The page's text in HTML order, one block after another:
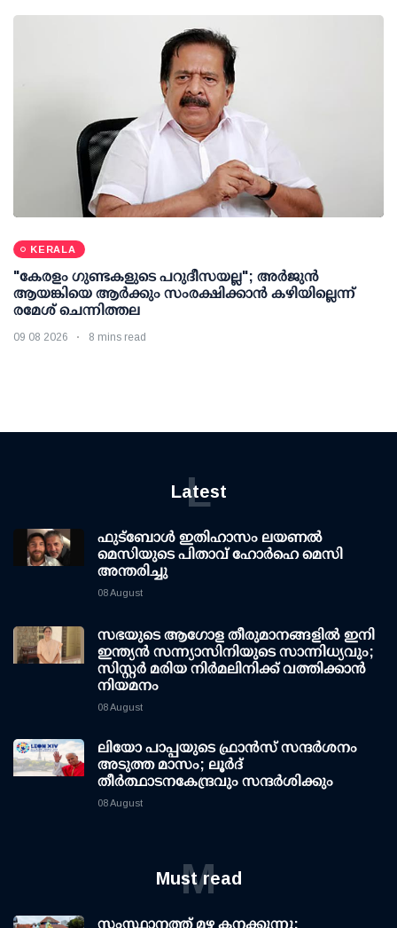
KERALA
"കേരളം ഗുണ്ടകളുടെ പറുദീസയല്ല"; അർജുൻ
ആയങ്കിയെ ആർക്കും സംരക്ഷിക്കാൻ കഴിയില്ലെന്ന്
രമേശ് ചെന്നിത്തല
09 08 2026 8 mins read
Latest
L
ഫുട്ബോൾ ഇതിഹാസം ലയണൽ
മെസിയുടെ പിതാവ് ഹോർഹെ മെസി
അന്തരിച്ചു
08 August
സഭയുടെ ആഗോള തീരുമാനങ്ങളിൽ ഇനി
ഇന്ത്യൻ സന്ന്യാസിനിയുടെ സാന്നിധ്യവും;
സിസ്റ്റർ മരിയ നിർമലിനിക്ക് വത്തിക്കാൻ
നിയമനം
08 August
ലിയോ പാപ്പയുടെ ഫ്രാൻസ് സന്ദർശനം
അടുത്ത മാസം; ലൂർദ്
തീർത്ഥാടനകേന്ദ്രവും സന്ദർശിക്കും
08 August
Must read
M
സംസ്ഥാനത്ത് മഴ കനക്കുന്നു;